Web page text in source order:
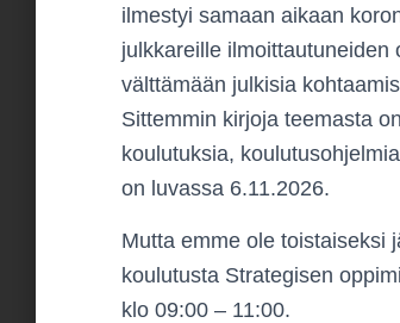
ilmestyi samaan aikaan
julkkareille ilmoittautuneiden
välttämään julkisia
Sittemmin kirjoja teemasta
koulutuksia,
on luvassa 6.11.2026.
Mutta emme ole toistaiseksi
koulutusta Strategisen
klo 09:00 – 11:00.